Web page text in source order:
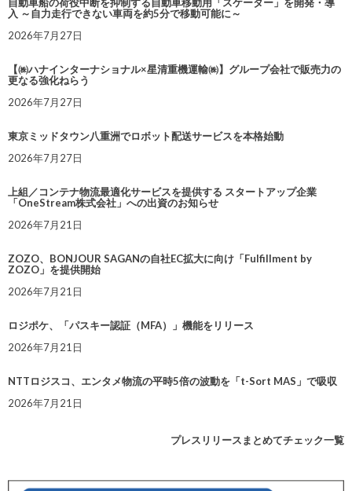
自動車船の荷役中断を抑制する自動車移動用「スケーター」を開発・導
入 ～自力走行できない車両を約5分で移動可能に～
2026年7月27日
【㈱ハナインターナショナル×星清重機運輸㈱】グループ会社で販売力の
更なる強化ねらう
2026年7月27日
東京ミッドタウン八重洲でロボット配送サービスを本格始動
2026年7月27日
上組／コンテナ物流最適化サービスを提供する スタートアップ企業
「OneStream株式会社」への出資のお知らせ
2026年7月21日
ZOZO、BONJOUR SAGANの自社EC拡大に向け「Fulfillment by
ZOZO」を提供開始
2026年7月21日
ロジポケ、「パスキー認証（MFA）」機能をリリース
2026年7月21日
NTTロジスコ、エンタメ物流の平時5倍の波動を「t-Sort MAS」で吸収
2026年7月21日
プレスリリースまとめてチェック一覧